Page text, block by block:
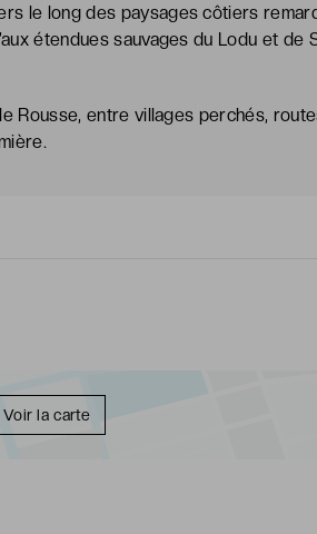
le long des paysages côtiers
étendues sauvages du Lodu et de
Rousse, entre villages perchés,
Voir la carte